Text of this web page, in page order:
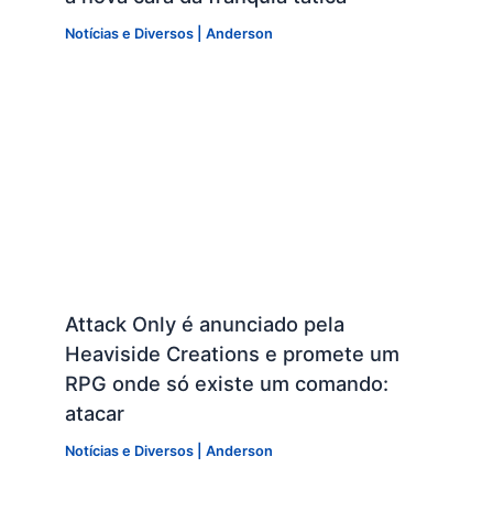
Notícias e Diversos| Anderson
Attack Only é anunciado pela
Heaviside Creations e promete um
RPG onde só existe um comando:
atacar
Notícias e Diversos| Anderson